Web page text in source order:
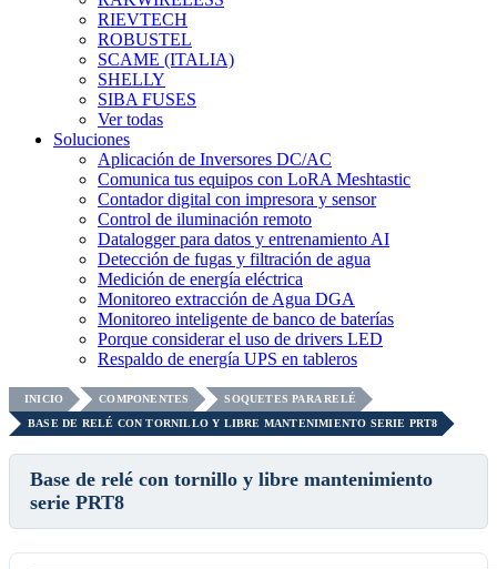
RIEVTECH
ROBUSTEL
SCAME (ITALIA)
SHELLY
SIBA FUSES
Ver todas
Soluciones
Aplicación de Inversores DC/AC
Comunica tus equipos con LoRA Meshtastic
Contador digital con impresora y sensor
Control de iluminación remoto
Datalogger para datos y entrenamiento AI
Detección de fugas y filtración de agua
Medición de energía eléctrica
Monitoreo extracción de Agua DGA
Monitoreo inteligente de banco de baterías
Porque considerar el uso de drivers LED
Respaldo de energía UPS en tableros
INICIO COMPONENTES
SOQUETES PARA RELÉ
BASE DE RELÉ CON TORNILLO Y LIBRE MANTENIMIENTO SERIE PRT8
Base de relé con tornillo y libre mantenimiento
serie PRT8